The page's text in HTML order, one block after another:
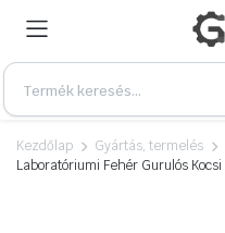
Kezdőlap Gyártás, termelés
Laboratóriumi Fehér Gurulós Kocsi